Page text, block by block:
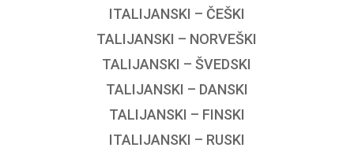
ITALIJANSKI – ČEŠKI
TALIJANSKI – NORVEŠKI
TALIJANSKI – ŠVEDSKI
TALIJANSKI – DANSKI
TALIJANSKI – FINSKI
ITALIJANSKI – RUSKI